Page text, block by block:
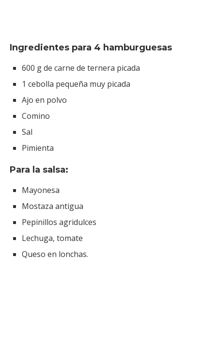
Ingredientes para 4 hamburguesas
600 g de carne de ternera picada
1 cebolla pequeña muy picada
Ajo en polvo
Comino
Sal
Pimienta
Para la salsa:
Mayonesa
Mostaza antigua
Pepinillos agridulces
Lechuga, tomate
Queso en lonchas.